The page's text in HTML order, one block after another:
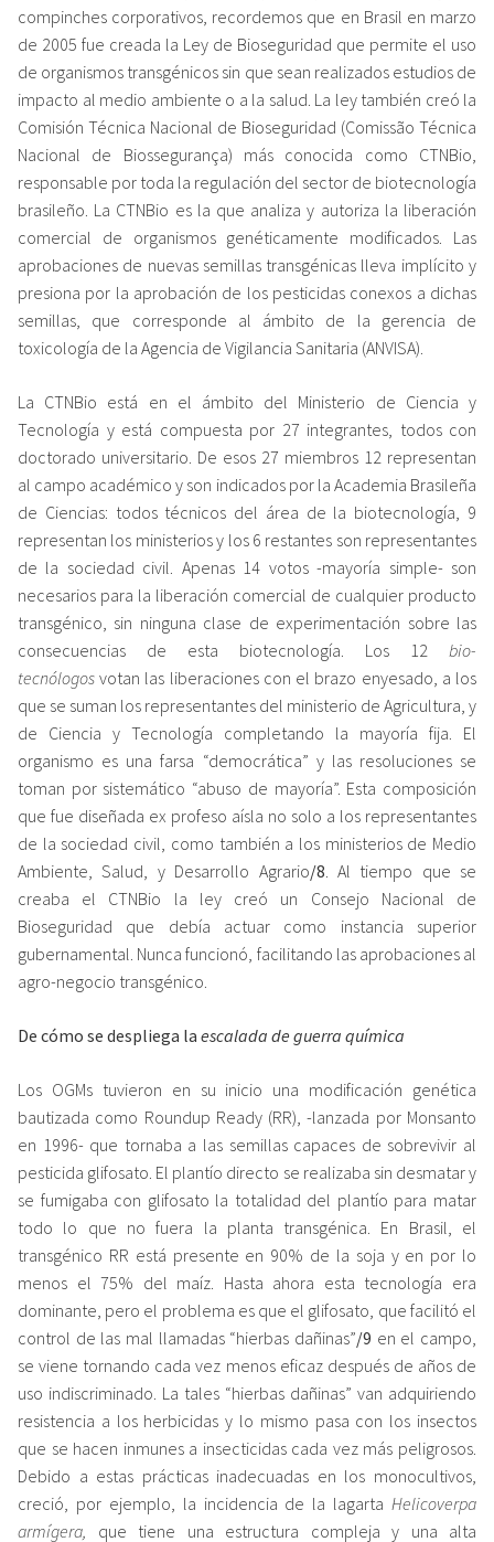
compinches corporativos, recordemos que en Brasil en marzo
de 2005 fue creada la Ley de Bioseguridad que permite el uso
de organismos transgénicos sin que sean realizados estudios de
impacto al medio ambiente o a la salud. La ley también creó la
Comisión Técnica Nacional de Bioseguridad (Comissão Técnica
Nacional de Biossegurança) más conocida como CTNBio,
responsable por toda la regulación del sector de biotecnología
brasileño. La CTNBio es la que analiza y autoriza la liberación
comercial de organismos genéticamente modificados. Las
aprobaciones de nuevas semillas transgénicas lleva implícito y
presiona por la aprobación de los pesticidas conexos a dichas
semillas, que corresponde al ámbito de la gerencia de
toxicología de la Agencia de Vigilancia Sanitaria (ANVISA).
La CTNBio está en el ámbito del Ministerio de Ciencia y
Tecnología y está compuesta por 27 integrantes, todos con
doctorado universitario. De esos 27 miembros 12 representan
al campo académico y son indicados por la Academia Brasileña
de Ciencias: todos técnicos del área de la biotecnología, 9
representan los ministerios y los 6 restantes son representantes
de la sociedad civil. Apenas 14 votos -mayoría simple- son
necesarios para la liberación comercial de cualquier producto
transgénico, sin ninguna clase de experimentación sobre las
consecuencias de esta biotecnología. Los 12 bio-
tecnólogos votan las liberaciones con el brazo enyesado, a los
que se suman los representantes del ministerio de Agricultura, y
de Ciencia y Tecnología completando la mayoría fija. El
organismo es una farsa “democrática” y las resoluciones se
toman por sistemático “abuso de mayoría”. Esta composición
que fue diseñada ex profeso aísla no solo a los representantes
de la sociedad civil, como también a los ministerios de Medio
Ambiente, Salud, y Desarrollo Agrario/8 . Al tiempo que se
creaba el CTNBio la ley creó un Consejo Nacional de
Bioseguridad que debía actuar como instancia superior
gubernamental. Nunca funcionó, facilitando las aprobaciones al
agro-negocio transgénico.
De cómo se despliega la escalada de guerra química
Los OGMs tuvieron en su inicio una modificación genética
bautizada como Roundup Ready (RR), -lanzada por Monsanto
en 1996- que tornaba a las semillas capaces de sobrevivir al
pesticida glifosato. El plantío directo se realizaba sin desmatar y
se fumigaba con glifosato la totalidad del plantío para matar
todo lo que no fuera la planta transgénica. En Brasil, el
transgénico RR está presente en 90% de la soja y en por lo
menos el 75% del maíz. Hasta ahora esta tecnología era
dominante, pero el problema es que el glifosato, que facilitó el
control de las mal llamadas “hierbas dañinas”/9 en el campo,
se viene tornando cada vez menos eficaz después de años de
uso indiscriminado. La tales “hierbas dañinas” van adquiriendo
resistencia a los herbicidas y lo mismo pasa con los insectos
que se hacen inmunes a insecticidas cada vez más peligrosos.
Debido a estas prácticas inadecuadas en los monocultivos,
creció, por ejemplo, la incidencia de la lagarta Helicoverpa
armígera, que tiene una estructura compleja y una alta